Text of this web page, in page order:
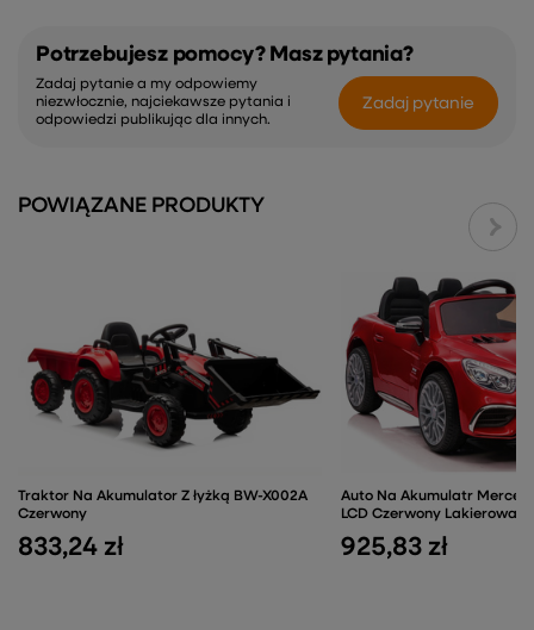
Potrzebujesz pomocy? Masz pytania?
Zadaj pytanie a my odpowiemy
niezwłocznie, najciekawsze pytania i
odpowiedzi publikując dla innych.
Zadaj pytanie
POWIĄZANE PRODUKTY
Traktor Na Akumulator Z łyżką BW-X002A
Czerwony
833,24 zł
Auto Na Akumulatr
LCD Czerwony Lakierowany
925,83 zł